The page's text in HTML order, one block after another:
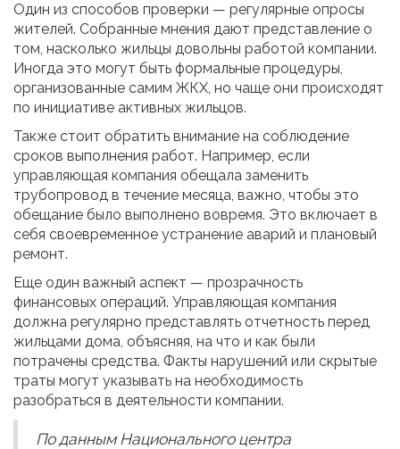
Один из способов проверки — регулярные опросы
жителей. Собранные мнения дают представление о
том, насколько жильцы довольны работой компании.
Иногда это могут быть формальные процедуры,
организованные самим ЖКХ, но чаще они происходят
по инициативе активных жильцов.
Также стоит обратить внимание на соблюдение
сроков выполнения работ. Например, если
управляющая компания обещала заменить
трубопровод в течение месяца, важно, чтобы это
обещание было выполнено вовремя. Это включает в
себя своевременное устранение аварий и плановый
ремонт.
Еще один важный аспект — прозрачность
финансовых операций. Управляющая компания
должна регулярно представлять отчетность перед
жильцами дома, объясняя, на что и как были
потрачены средства. Факты нарушений или скрытые
траты могут указывать на необходимость
разобраться в деятельности компании.
По данным Национального центра